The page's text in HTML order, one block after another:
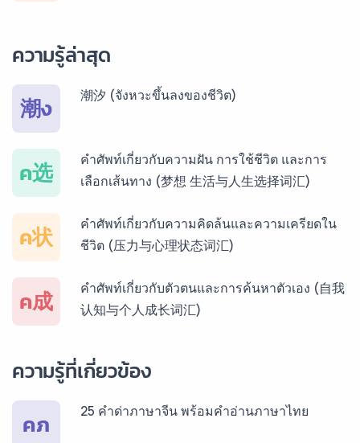
บริการรับแปลภาษากัมพูชา ราคาเริ่มต้น 150฿
บริการรับแปลภาษาเวียดนาม ราคาเริ่มต้น 150฿
บริการรับแปลภาษาฝรั่งเศส ราคาเริ่มต้น 150฿
บริการรับแปลภาษาสเปน ราคาเริ่มต้น 150฿
บริการรับแปลภาษารัสเซีย ราคาเริ่มต้น 150฿
ความรู้ล่าสุด
潮ง 潮汐 (จังหวะขึ้นลงของชีวิต)
ค选
คำศัพท์เกี่ยวกับความฝัน การใช้ชีวิต และการ
เลือกเส้นทาง (梦想 生活与人生选择词汇)
ค状
คำศัพท์เกี่ยวกับความคิดล้นและความเครียดใน
ชีวิต (压力与心理状态词汇)
ค成
คำศัพท์เกี่ยวกับตัวตนและการค้นหาตัวเอง (自我
认知与个人成长词汇)
ความรู้ที่เกี่ยวข้อง
คภ 25 คำด่าภาษาจีน พร้อมคำอ่านภาษาไทย